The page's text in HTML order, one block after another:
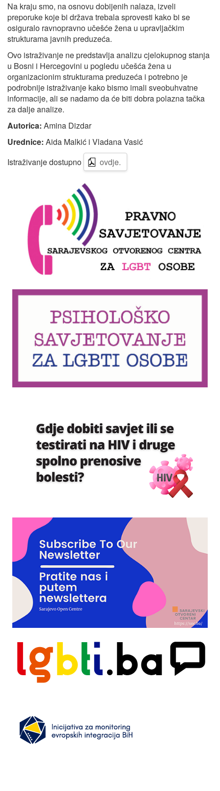
Na kraju smo, na osnovu dobijenih nalaza, izveli
preporuke koje bi država trebala sprovesti kako bi se
osiguralo ravnopravno učešće žena u upravljačkim
strukturama javnih preduzeća.
Ovo istraživanje ne predstavlja analizu cjelokupnog stanja
u Bosni i Hercegovini u pogledu učešća žena u
organizacionim strukturama preduzeća i potrebno je
podrobnije istraživanje kako bismo imali sveobuhvatne
informacije, ali se nadamo da će biti dobra polazna tačka
za dalje analize.
Autorica: Amina Dizdar
Urednice: Aida Malkić i Vladana Vasić
Istraživanje dostupno
ovdje.